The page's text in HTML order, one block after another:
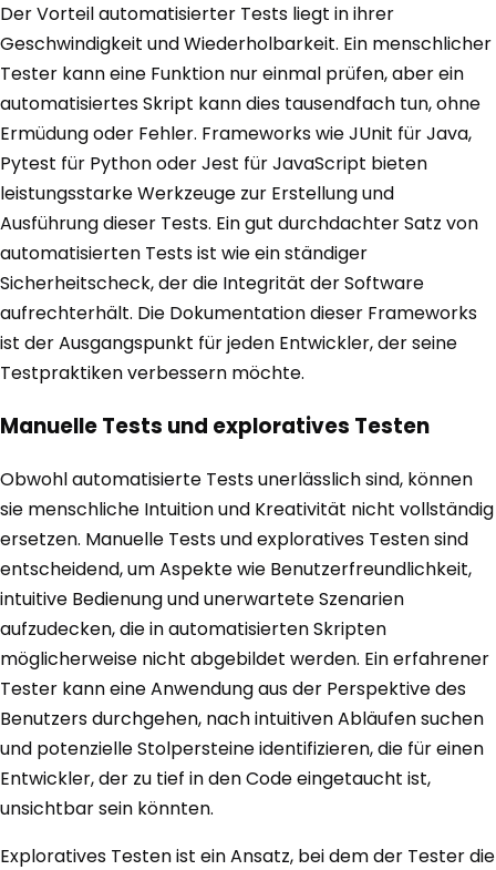
Der Vorteil automatisierter Tests liegt in ihrer
Geschwindigkeit und Wiederholbarkeit. Ein menschlicher
Tester kann eine Funktion nur einmal prüfen, aber ein
automatisiertes Skript kann dies tausendfach tun, ohne
Ermüdung oder Fehler. Frameworks wie JUnit für Java,
Pytest für Python oder Jest für JavaScript bieten
leistungsstarke Werkzeuge zur Erstellung und
Ausführung dieser Tests. Ein gut durchdachter Satz von
automatisierten Tests ist wie ein ständiger
Sicherheitscheck, der die Integrität der Software
aufrechterhält. Die Dokumentation dieser Frameworks
ist der Ausgangspunkt für jeden Entwickler, der seine
Testpraktiken verbessern möchte.
Manuelle Tests und exploratives Testen
Obwohl automatisierte Tests unerlässlich sind, können
sie menschliche Intuition und Kreativität nicht vollständig
ersetzen. Manuelle Tests und exploratives Testen sind
entscheidend, um Aspekte wie Benutzerfreundlichkeit,
intuitive Bedienung und unerwartete Szenarien
aufzudecken, die in automatisierten Skripten
möglicherweise nicht abgebildet werden. Ein erfahrener
Tester kann eine Anwendung aus der Perspektive des
Benutzers durchgehen, nach intuitiven Abläufen suchen
und potenzielle Stolpersteine identifizieren, die für einen
Entwickler, der zu tief in den Code eingetaucht ist,
unsichtbar sein könnten.
Exploratives Testen ist ein Ansatz, bei dem der Tester die